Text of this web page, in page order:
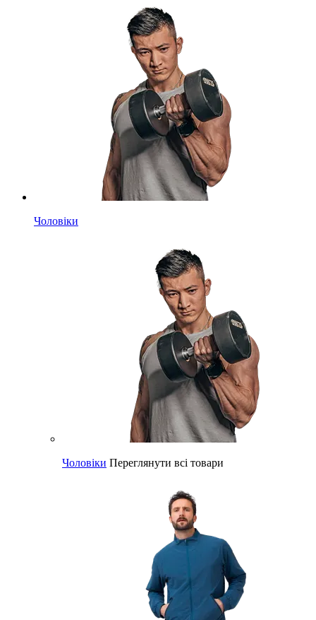
Чоловіки
Чоловіки Переглянути всі товари